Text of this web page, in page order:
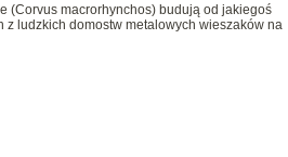
(Corvus macrorhynchos) budują od jakiegoś
z ludzkich domostw metalowych wieszaków na